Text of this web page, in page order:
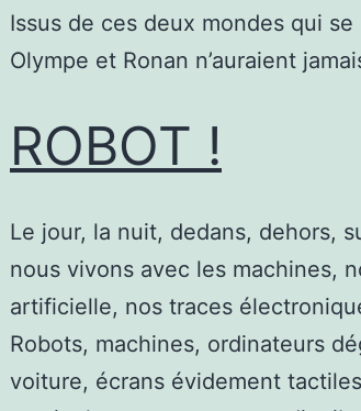
Issus de ces deux mondes qui
Olympe et Ronan n’auraient
ROBOT !
Le jour, la nuit, dedans, dehors,
nous vivons avec les machines,
artificielle, nos traces
Robots, machines, ordinateurs
voiture, écrans évidement